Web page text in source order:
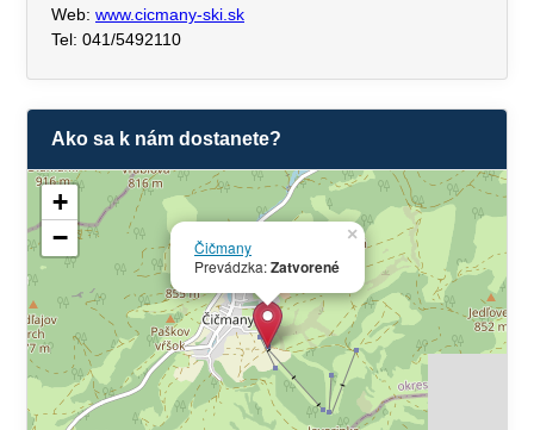
Web: www.cicmany-ski.sk
Tel: 041/5492110
Ako sa k nám dostanete?
Čičmany
Prevádzka:Zatvorené
×
+
−